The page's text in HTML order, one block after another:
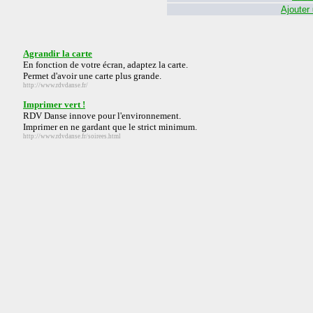
Ajouter
Agrandir la carte
En fonction de votre écran, adaptez la carte.
Permet d'avoir une carte plus grande.
http://www.rdvdanse.fr/
Imprimer vert !
RDV Danse innove pour l'environnement.
Imprimer en ne gardant que le strict minimum.
http://www.rdvdanse.fr/soirees.html